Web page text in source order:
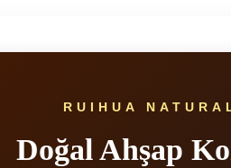
RUIHUA
Doğal Ahşap